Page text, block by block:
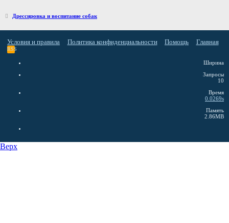
Дрессировка и воспитание собак
Условия и правила Политика конфиденциальности Помощь Главная
RSS
Ширина
Запросы
10
Время
0.0269s
Память
2.86MB
Верх